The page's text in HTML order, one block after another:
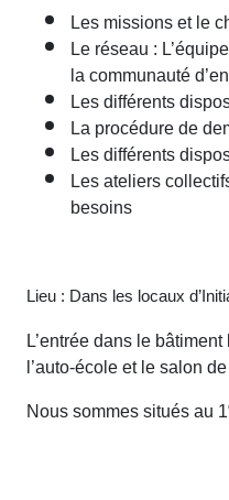
Les missions et le
Le réseau :
la communauté
Les différents
La procédure de
Les différents
Les ateliers
besoins
Lieu : Dans les locaux
L’entrée dans le
l’auto-école et le salon
Nous sommes situés au 1